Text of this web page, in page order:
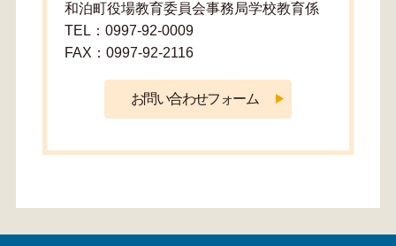
和泊町役場教育委員会事務局学校教育係
TEL：0997-92-0009
FAX：0997-92-2116